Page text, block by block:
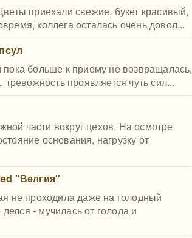
приехали свежие, букет красивый,
коллега осталась очень довол...
больше к приему не возвращалась,
проявляется чуть сил...
части вокруг цехов. На осмотре
основания, нагрузку от
"Велгия"
не проходила даже на голодный
- мучилась от голода и